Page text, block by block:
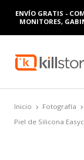
ENVÍO GRATIS -
MONITORES,
Inicio Fotografía
Piel de Silicona